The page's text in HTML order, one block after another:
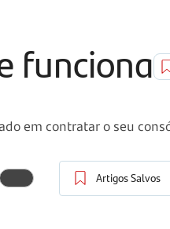
funciona
em contratar o seu
Artigos Salvos